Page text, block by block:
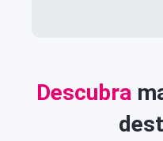
Descubra